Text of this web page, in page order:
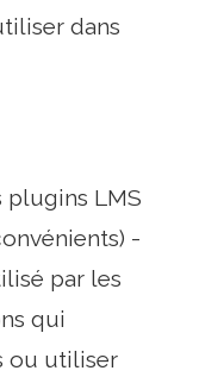
dans
plugins LMS
-
par les
qui
ou utiliser